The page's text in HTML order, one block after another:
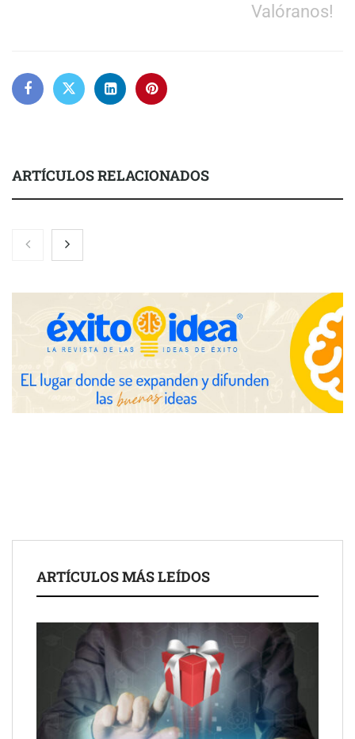
Valóranos!
ARTÍCULOS RELACIONADOS
Nicols presenta seis modelos de anillos de compromiso para el
eclipse solar del 12 de agosto
Zoomex mejora su Strategy Center con herramientas
avanzadas para trading estratégico
COMPALISS de LYSOTRIC: cuando un solo producto multiplica
las posibilidades del salón profesional
Schaeffler mejora su rentabilidad en el primer semestre de 2026
ARTÍCULOS MÁS LEÍDOS